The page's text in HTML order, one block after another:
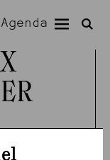
Agenda